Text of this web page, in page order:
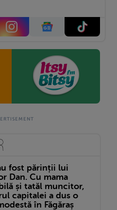
fost părinții lui
Dan. Cu mama
și tatăl muncitor,
capitalei a dus o
în Făgăraș